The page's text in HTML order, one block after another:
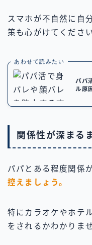
スマホが不自然に自
策も心がけてください
あわせて読みたい
パパ
ル原
関係性が深まる
パパとある程度関係
控えましょう。
特にカラオケやホテ
をされるかわかりま